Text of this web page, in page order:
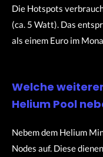
Die Hotspots
(ca. 5 Watt). Das
als einem Euro im
Welche
Helium Pool
Nebem dem Helium
Nodes auf. Diese